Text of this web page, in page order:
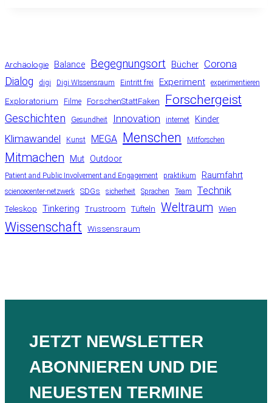
Archäologie Balance Begegnungsort Bücher Corona
Dialog
digi Digi WIssensraum Eintritt frei Experiment experimentieren
Exploratorium Filme ForschenStattFaken Forschergeist
Geschichten Gesundheit Innovation internet Kinder
Klimawandel Kunst MEGA Menschen Mitforschen
Mitmachen Mut Outdoor
Patient and Public Involvement and Engagement praktikum Raumfahrt
sciencecenter-netzwerk SDGs sicherheit Sprachen Team Technik
Teleskop Tinkering Trustroom Tüfteln Weltraum Wien
Wissenschaft Wissensraum
JETZT NEWSLETTER
ABONNIEREN UND DIE
NEUESTEN TERMINE